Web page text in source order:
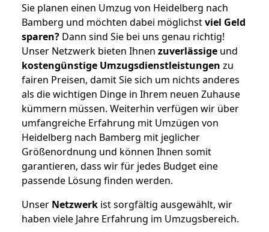
Sie planen einen Umzug von Heidelberg nach
Bamberg und möchten dabei möglichstviel Geld
sparen? Dann sind Sie bei uns genau richtig!
Unser Netzwerk bieten Ihnen zuverlässige und
kostengünstige Umzugsdienstleistungen zu
fairen Preisen, damit Sie sich um nichts anderes
als die wichtigen Dinge in Ihrem neuen Zuhause
kümmern müssen. Weiterhin verfügen wir über
umfangreiche Erfahrung mit Umzügen von
Heidelberg nach Bamberg mit jeglicher
Größenordnung und können Ihnen somit
garantieren, dass wir für jedes Budget eine
passende Lösung finden werden.
Unser Netzwerk ist sorgfältig ausgewählt, wir
haben viele Jahre Erfahrung im Umzugsbereich.